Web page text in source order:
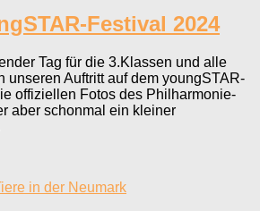
Festival 2024
Tag für die 3.Klassen und alle
unseren Auftritt auf dem youngSTAR-
offiziellen Fotos des Philharmonie-
aber schonmal ein kleiner
in der Neumark